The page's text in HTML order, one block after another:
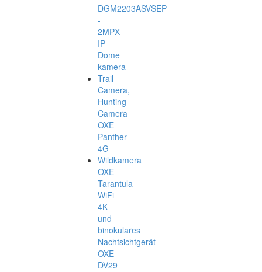
DGM2203ASVSEP
-
2MPX
IP
Dome
kamera
Trail
Camera,
Hunting
Camera
OXE
Panther
4G
Wildkamera
OXE
Tarantula
WiFi
4K
und
binokulares
Nachtsichtgerät
OXE
DV29